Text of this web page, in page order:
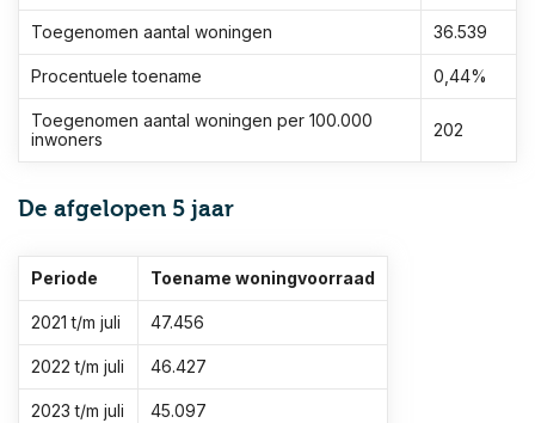
Toegenomen aantal woningen 36.539
Procentuele toename 0,44%
Toegenomen aantal woningen per 100.000
inwoners
202
De afgelopen 5 jaar
Periode Toename woningvoorraad
2021 t/m juli 47.456
2022 t/m juli 46.427
2023 t/m juli 45.097